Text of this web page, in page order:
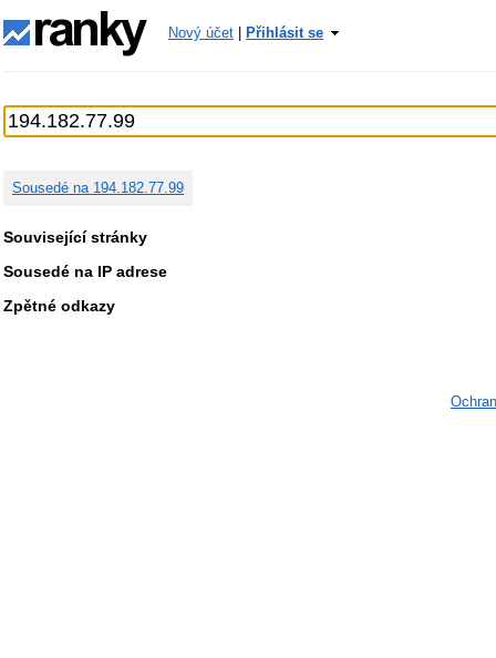
Nový účet Přihlásit se
Sousedé na 194.182.77.99
Související stránky
Sousedé na IP adrese
Zpětné odkazy